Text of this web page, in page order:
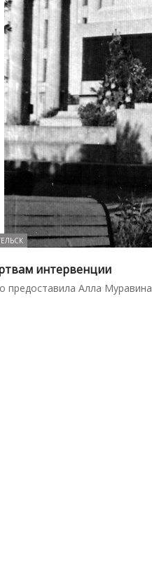
интервенции
предоставила Алла Муравина